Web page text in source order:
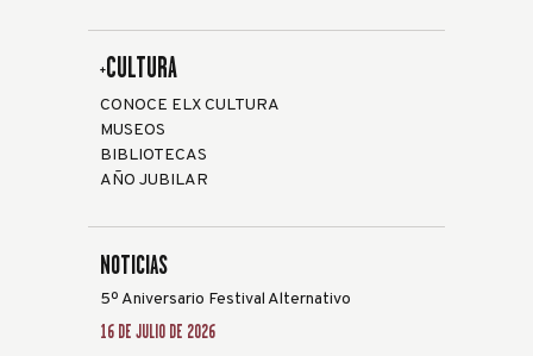
+CULTURA
CONOCE ELX CULTURA
MUSEOS
BIBLIOTECAS
AÑO JUBILAR
NOTICIAS
5º Aniversario Festival Alternativo
16 DE JULIO DE 2026